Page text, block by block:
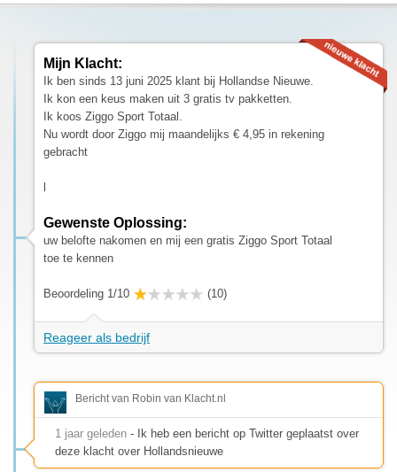
Mijn Klacht:
Ik ben sinds 13 juni 2025 klant bij Hollandse Nieuwe.
Ik kon een keus maken uit 3 gratis tv pakketten.
Ik koos Ziggo Sport Totaal.
Nu wordt door Ziggo mij maandelijks € 4,95 in rekening
gebracht
l
Gewenste Oplossing:
uw belofte nakomen en mij een gratis Ziggo Sport Totaal
toe te kennen
Beoordeling 1/10 (10)
Reageer als bedrijf
Bericht van Robin van Klacht.nl
1 jaar geleden - Ik heb een bericht op Twitter geplaatst over
deze klacht over Hollandsnieuwe